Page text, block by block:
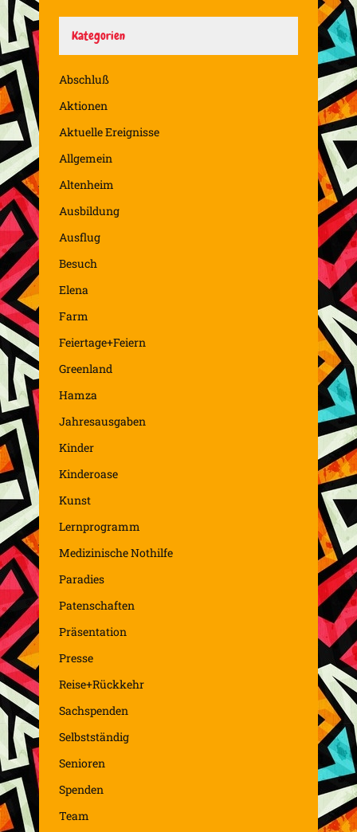
Kategorien
Abschluß
Aktionen
Aktuelle Ereignisse
Allgemein
Altenheim
Ausbildung
Ausflug
Besuch
Elena
Farm
Feiertage+Feiern
Greenland
Hamza
Jahresausgaben
Kinder
Kinderoase
Kunst
Lernprogramm
Medizinische Nothilfe
Paradies
Patenschaften
Präsentation
Presse
Reise+Rückkehr
Sachspenden
Selbstständig
Senioren
Spenden
Team